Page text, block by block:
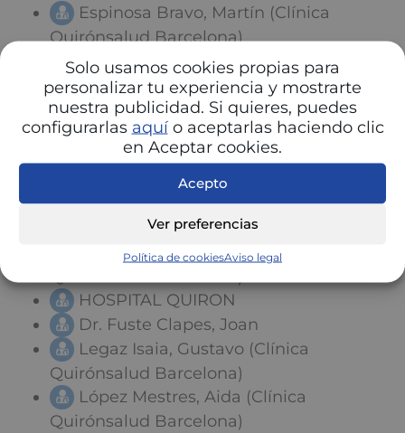
Solo usamos cookies propias para
personalizar tu experiencia y mostrarte
nuestra publicidad. Si quieres, puedes
configurarlas aquío aceptarlas haciendo clic
en Aceptar cookies.
Acepto
Ver preferencias
Política de cookiesAviso legal
Espinosa Bravo, Martín (Clínica
Quirónsalud Barcelona)
Felgueroso Fabrega, Ana Carla
(Clínica Quirónsalud Barcelona)
Folch Folch, Marina (Clínica
Quirónsalud Barcelona)
Goya Camino, María del Mar (Clínica
Quirónsalud Barcelona)
Hernández Rojas, Armando (Clínica
Quirónsalud Barcelona)
Landini, Guillermo (Clínica
HOSPITAL QUIRON
Dr. Fuste Clapes, Joan
Legaz Isaia, Gustavo (Clínica
Quirónsalud Barcelona)
López Mestres, Aida (Clínica
Quirónsalud Barcelona)